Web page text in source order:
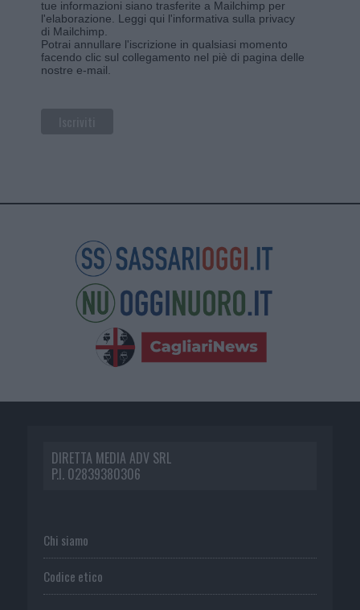
tue informazioni siano trasferite a Mailchimp per
l'elaborazione. Leggi qui l'informativa sulla privacy
di Mailchimp
Potrai annullare l'iscrizione in qualsiasi momento
facendo clic sul collegamento nel piè di pagina delle
nostre e-mail.
DIRETTA MEDIA ADV SRL
P.I. 02839380306
Chi siamo
Codice etico